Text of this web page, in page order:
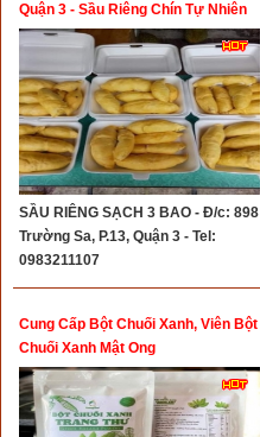
Quận 3 - Sầu Riêng Chín Tự Nhiên
Tại Vườn 90K
SẦU RIÊNG SẠCH 3 BAO - Đ/c: 898
Trường Sa, P.13, Quận 3 - Tel:
0983211107
Cung Cấp Bột Chuối Xanh, Viên Bột
Chuối Xanh Mật Ong